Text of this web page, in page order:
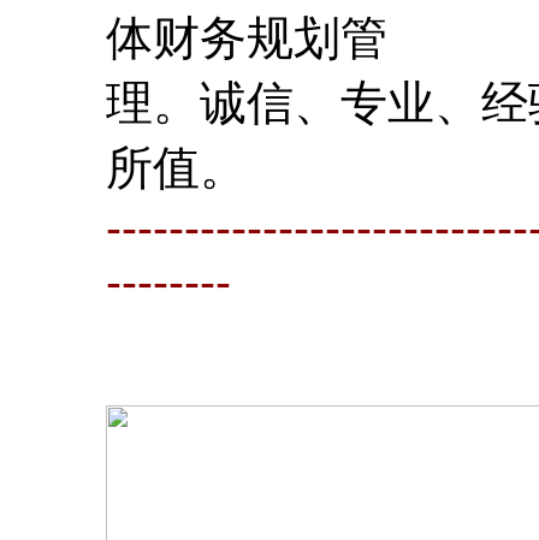
体财务规划管
理。诚信、专业、
所值。
--------